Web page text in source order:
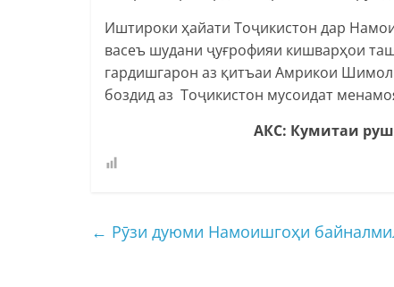
Иштироки ҳайати Тоҷикистон дар
васеъ шудани ҷуғрофияи кишварҳои
гардишгарон аз қитъаи Амрикои
боздид аз Тоҷикистон мусоидат
АКС: Кумитаи
← Рӯзи дуюми Намоишгоҳи